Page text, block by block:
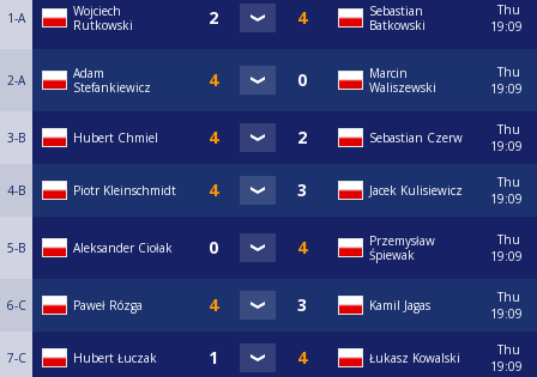
1-A
Wojciech
Rutkowski
Sebastian
Batkowski
Thu
19:09
2-A
Adam
Stefankiewicz
Marcin
Waliszewski
Thu
19:09
3-B Hubert Chmiel Sebastian Czerw
Thu
19:09
4-B Piotr Kleinschmidt Jacek Kulisiewicz
Thu
19:09
5-B Aleksander Ciołak
Przemysław
Śpiewak
Thu
19:09
6-C Paweł Rózga Kamil Jagas
Thu
19:09
7-C Hubert Łuczak Łukasz Kowalski
Thu
19:09